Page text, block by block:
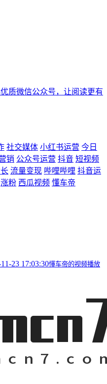
质微信公众号，让阅读更有
社交媒体 小红书运营 今日
销 公众号运营 抖音 短视频
流量变现 哔哩哔哩 抖音运
涨粉 西瓜视频 懂车帝
23 17:03:30懂车帝的视频播放